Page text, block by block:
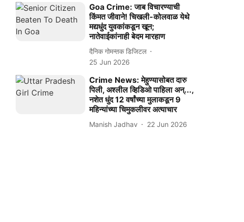
Goa Crime: जाब विचारण्याची
किंमत जीवाने! चिखली-कोलवाळ येथे
मद्यधुंद युवकांकडून खून;
नातेवाईकांनाही बेदम मारहाण
दैनिक गोमन्तक डिजिटल
25 Jun 2026
Crime News: मेहुण्यासोबत दारु
पिली, अश्लील व्हिडिओ पाहिला अन्...,
नशेत धुंद 12 वर्षांच्या मुलाकडून 9
महिन्यांच्या चिमुकलीवर अत्याचार
Manish Jadhav 22 Jun 2026